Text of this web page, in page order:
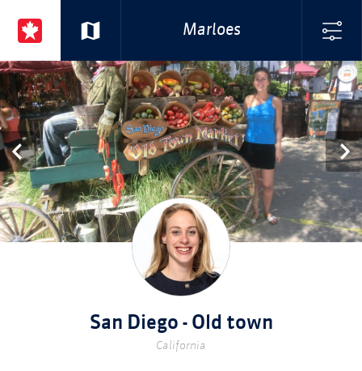
Marloes
San Diego - Old town
California